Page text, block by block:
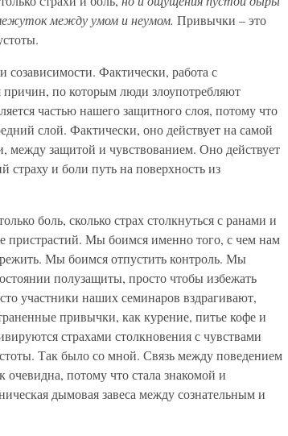
между умом и неумом. Привычки – это
Фактически, работа с
причин, по которым люди злоупотребляют
частью нашего защитного слоя, потому что
слой. Фактически, оно действует на самой
защитой и чувствованием. Оно действует
страху и боли путь на поверхность из
боль, сколько страх столкнуться с ранами и
пристрастий. Мы боимся именно того, с чем нам
Мы боимся отпустить контроль. Мы
полузащиты, просто чтобы избежать
участники наших семинаров вздрагивают,
привычки, как курение, питье кофе и
страхами столкновения с чувствами
Так было со мной. Связь между поведением
потому что стала знакомой и
дымовая завеса между сознательным и